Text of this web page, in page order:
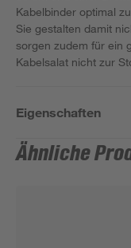
Kabelbinder optimal
Sie gestalten damit
sorgen zudem für ein
Kabelsalat nicht zur
Eigenschaften
Ähnliche